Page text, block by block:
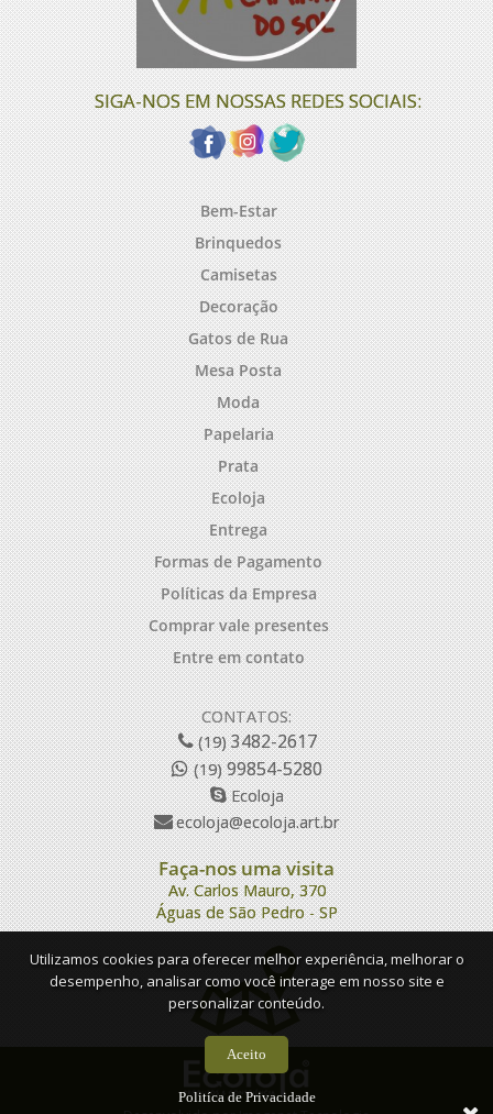
SIGA-NOS EM NOSSAS REDES SOCIAIS:
Bem-Estar
Brinquedos
Camisetas
Decoração
Gatos de Rua
Mesa Posta
Moda
Papelaria
Prata
Ecoloja
Entrega
Formas de Pagamento
Políticas da Empresa
Comprar vale presentes
Entre em contato
CONTATOS:
(19)3482-2617
(19)99854-5280
Ecoloja
ecoloja@ecoloja.art.br
Faça-nos uma visita
Av. Carlos Mauro, 370
Águas de São Pedro - SP
Utilizamos cookies para oferecer melhor experiência, melhorar o
desempenho, analisar como você interage em nosso site e
personalizar conteúdo.
Aceito
Politíca de Privacidade